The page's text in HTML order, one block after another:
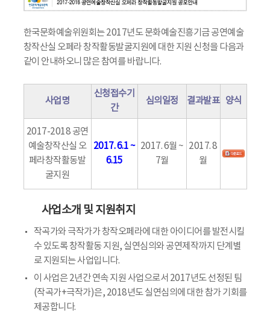
한국문화예술위원회는 2017년도 문화예술진흥기금 공연예술
창작산실 오페라 창작활동발굴지원에 대한 지원 신청을 다음과
같이 안내하오니 많은 참여를 바랍니다.
사업명
신청접수기
간
심의일정 결과발표 양식
2017-2018 공연
예술창작산실 오
페라창작활동발
굴지원
2017. 6.1 ~
6.15
2017. 6월 ~
7월
2017. 8
월
사업소개 및 지원취지
작곡가와 극작가가 창작오페라에 대한 아이디어를 발전시킬
수 있도록 창작활동 지원, 실연심의와 공연제작까지 단계별
로 지원되는 사업입니다.
이 사업은 2년간 연속 지원 사업으로서 2017년도 선정된 팀
(작곡가+극작가)은, 2018년도 실연심의에 대한 참가 기회를
제공합니다.